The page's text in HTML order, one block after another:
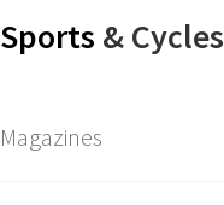
Sports & Cycles
Magazines